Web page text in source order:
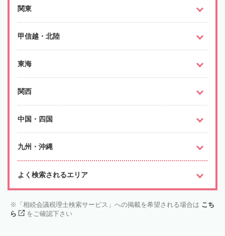
関東
甲信越・北陸
東海
関西
中国・四国
九州・沖縄
よく検索されるエリア
「相続会議税理士検索サービス」への掲載を希望される場合は こち
ら
をご確認下さい